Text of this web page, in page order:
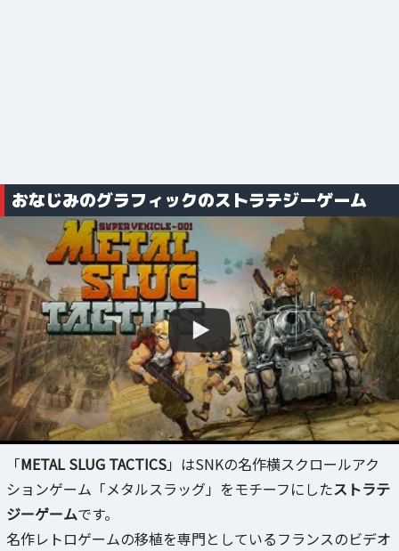
おなじみのグラフィックのストラテジーゲーム
「METAL SLUG TACTICS」はSNKの名作横スクロールアク
ションゲーム「メタルスラッグ」をモチーフにしたストラテ
ジーゲームです。
名作レトロゲームの移植を専門としているフランスのビデオ